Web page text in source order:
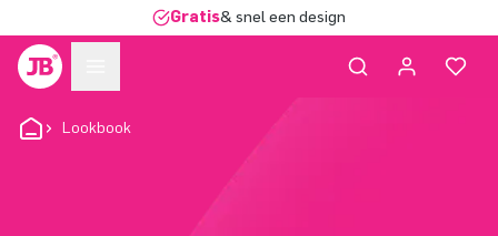
Gratis& snel een design
Lookbook